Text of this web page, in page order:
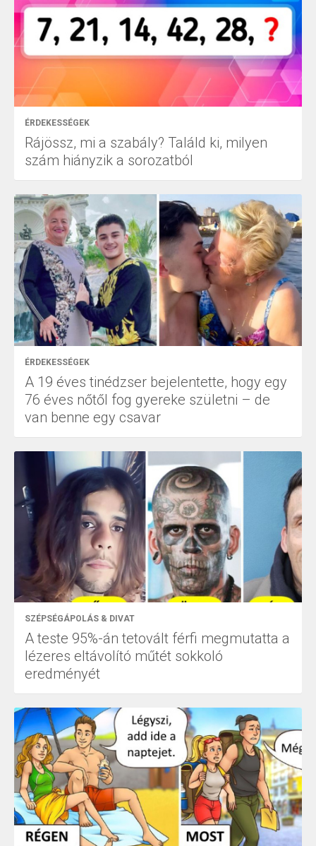
ÉRDEKESSÉGEK
Rájössz, mi a szabály? Találd ki, milyen
szám hiányzik a sorozatból
ÉRDEKESSÉGEK
A 19 éves tinédzser bejelentette, hogy egy
76 éves nőtől fog gyereke születni – de
van benne egy csavar
SZÉPSÉGÁPOLÁS & DIVAT
A teste 95%-án tetovált férfi megmutatta a
lézeres eltávolító műtét sokkoló
eredményét